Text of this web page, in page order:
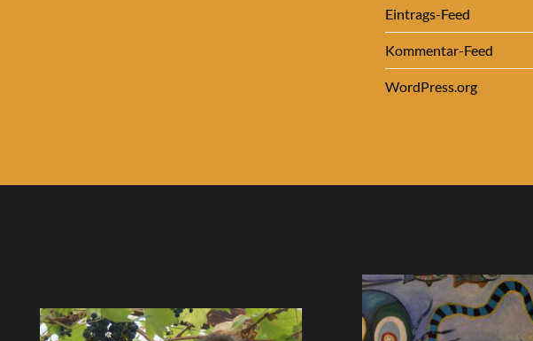
Eintrags-Feed
Kommentar-Feed
WordPress.org